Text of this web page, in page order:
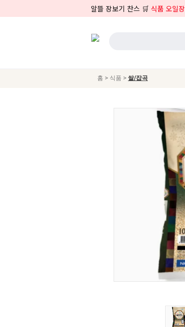
알뜰 장보기 찬스 🛒 식품 오일장
홈 > 식품 > 쌀/잡곡